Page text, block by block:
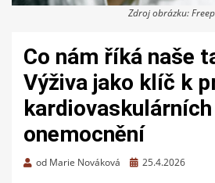
Zdroj obrázku:
Co nám říká naše
Výživa jako klíč k
kardiovaskulárních
onemocnění
od Marie Nováková
Zveřejněno
25.4.2026